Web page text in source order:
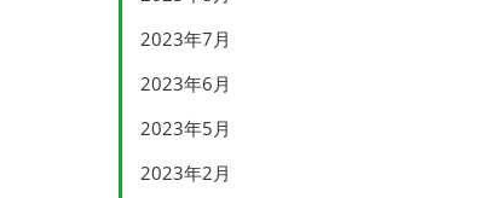
2023年7月
2023年6月
2023年5月
2023年2月